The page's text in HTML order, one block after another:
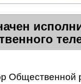
Общественной